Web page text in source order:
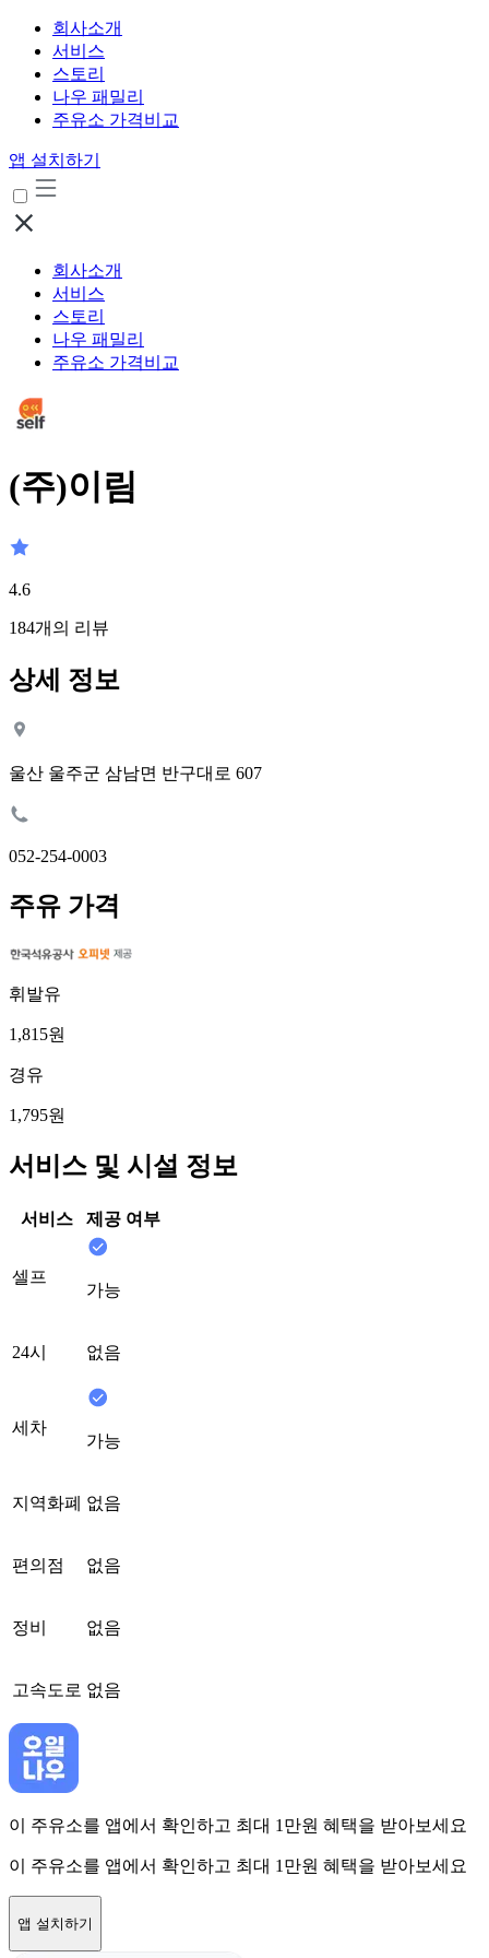
회사소개
서비스
스토리
나우 패밀리
주유소 가격비교
앱 설치하기
회사소개
서비스
스토리
나우 패밀리
주유소 가격비교
(주)이림
4.6
184개의 리뷰
상세 정보
울산 울주군 삼남면 반구대로 607
052-254-0003
주유 가격
휘발유
1,815원
경유
1,795원
서비스 및 시설 정보
서비스 제공 여부
셀프
가능
24시 없음
세차
가능
지역화폐 없음
편의점 없음
정비 없음
고속도로 없음
이 주유소를 앱에서 확인하고 최대 1만원 혜택을 받아보세요
이 주유소를 앱에서 확인하고 최대 1만원 혜택을 받아보세요
앱 설치하기